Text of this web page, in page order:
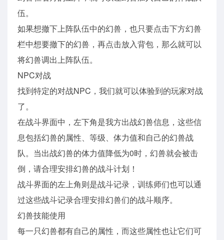
伍。
如果想撤下上阵队伍中的幻兽，也只要点击下方幻兽
栏中想要撤下的幻兽，再点击放入背包，那么就可以
将幻兽调出上阵队伍。
NPC对战
找到特定的对战NPC，我们就可以体验到的玩家对战
了。
在战斗界面中，左下角是我方出战幻兽信息，这些信
息包括幻兽的属性、等级、体力值和自己的幻兽战
队。当出战幻兽的体力值降低为0时，幻兽就会被击
倒，请合理安排幻兽的战斗计划！
战斗界面的左上角则是战斗记录，训练师们也可以通
过这些战斗记录合理安排幻兽们的战斗顺序。
幻兽技能使用
每一只幻兽都有自己的属性，而这些属性也让它们可